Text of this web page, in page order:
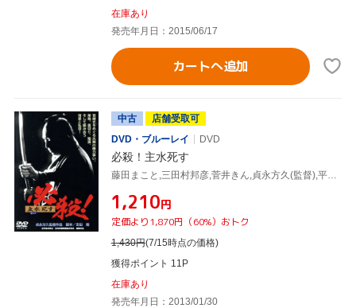
在庫あり
発売年月日：2015/06/17
カートへ追加
中古
店舗受取可
DVD・ブルーレイ
DVD
必殺！主水死す
藤田まこと,三田村邦彦,菅井きん,貞永方久(監督),平尾昌晃(音楽)
¥1,210円
定価より1,870円（60%）おトク
1,430円(7/15時点の価格)
獲得ポイント 11P
在庫あり
発売年月日：2013/01/30